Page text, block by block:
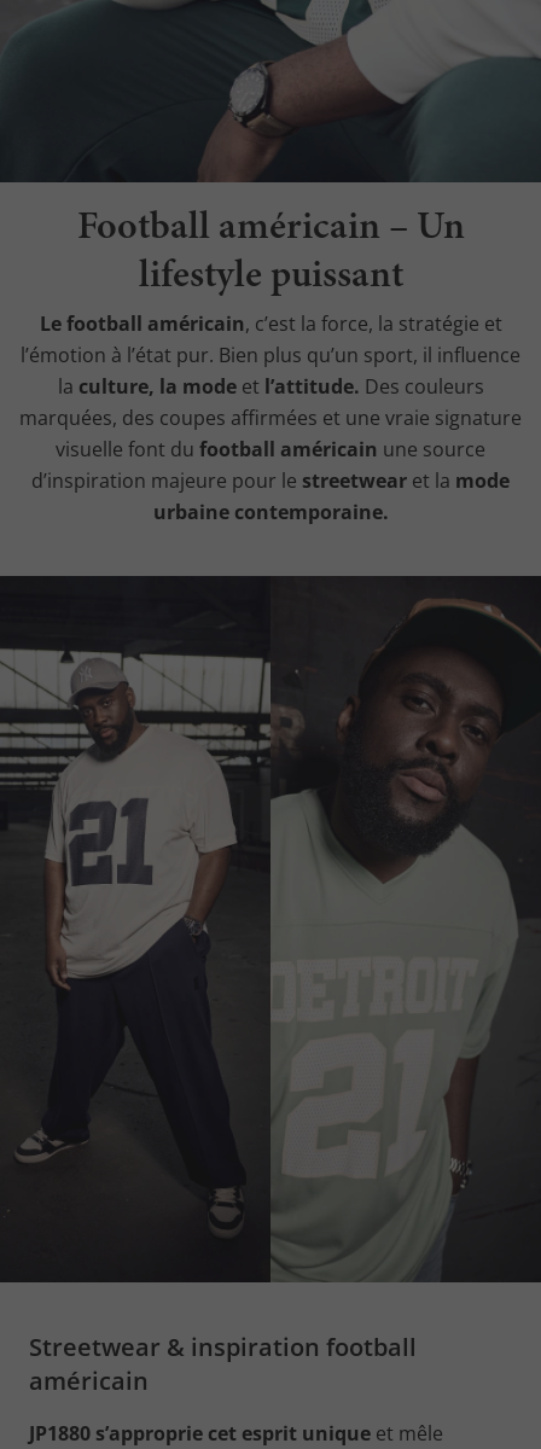
Football américain – Un
lifestyle puissant
Le football américain, c’est la force, la stratégie et
l’émotion à l’état pur. Bien plus qu’un sport, il influence
la culture, la modeet l’attitude. Des couleurs
marquées, des coupes affirmées et une vraie signature
visuelle font du football américain une source
d’inspiration majeure pour le streetwear et la mode
urbaine contemporaine.
Streetwear & inspiration football
américain
JP1880 s’approprie cet esprit unique et mêle